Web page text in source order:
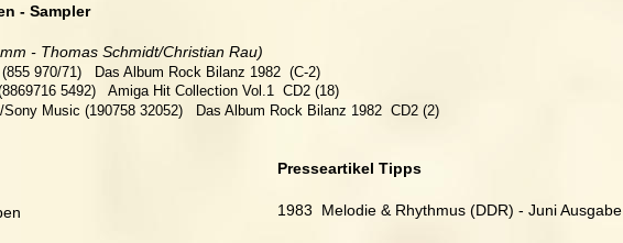
- Sampler
- Thomas Schmidt/Christian Rau)
970/71)   Das Album Rock Bilanz 1982  (C-2)
5492)   Amiga Hit Collection Vol.1  CD2 (18)
Music (190758 32052)   Das Album Rock Bilanz 1982  CD2 (2)
Presseartikel Tipps
1983  Melodie & Rhythmus (DDR) - Juni Ausgabe